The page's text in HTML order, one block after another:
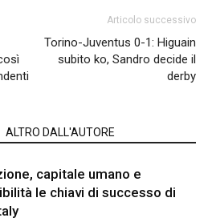
Articolo successivo
Torino-Juventus 0-1: Higuain
subito ko, Sandro decide il
derby
ALTRO DALL'AUTORE
capitale umano e
le chiavi di successo di